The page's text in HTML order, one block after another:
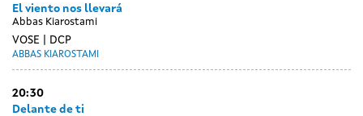
El viento nos llevará
Abbas Kiarostami
VOSE DCP
ABBAS KIAROSTAMI
20:30
Delante de ti